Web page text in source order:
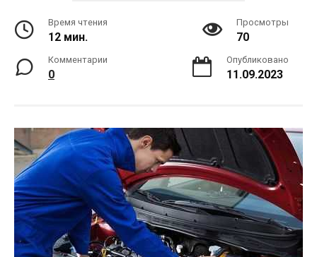
Время чтения
12 мин.
Просмотры
70
Комментарии
0
Опубликовано
11.09.2023